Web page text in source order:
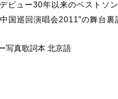
ビュー30年以来のベストソ
国巡回演唱会2011”の舞台裏
写真歌詞本 北京語